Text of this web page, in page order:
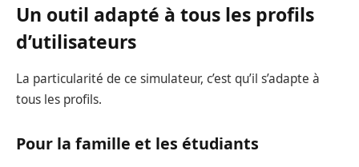
Un outil adapté à tous les profils
d’utilisateurs
La particularité de ce simulateur, c’est qu’il s’adapte à
tous les profils.
Pour la famille et les étudiants